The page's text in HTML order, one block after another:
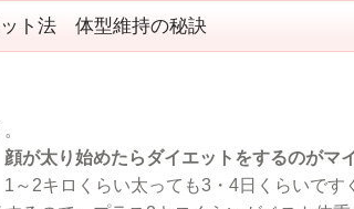
ト法 体型維持の秘訣
。
顔が太り始めたらダイエットをするのがマ
～2キロくらい太っても3・4日くらいです